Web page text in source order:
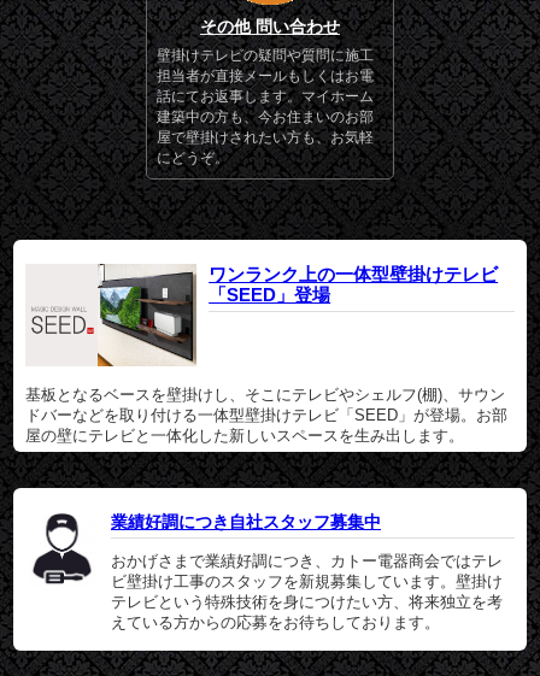
その他 問い合わせ
壁掛けテレビの疑問や質問に施工
担当者が直接メールもしくはお電
話にてお返事します。マイホーム
建築中の方も、今お住まいのお部
屋で壁掛けされたい方も、お気軽
にどうぞ。
ワンランク上の一体型壁掛けテレビ
「SEED」登場
基板となるベースを壁掛けし、そこにテレビやシェルフ(棚)、サウン
ドバーなどを取り付ける一体型壁掛けテレビ「SEED」が登場。お部
屋の壁にテレビと一体化した新しいスペースを生み出します。
業績好調につき自社スタッフ募集中
おかげさまで業績好調につき、カトー電器商会ではテレ
ビ壁掛け工事のスタッフを新規募集しています。壁掛け
テレビという特殊技術を身につけたい方、将来独立を考
えている方からの応募をお待ちしております。